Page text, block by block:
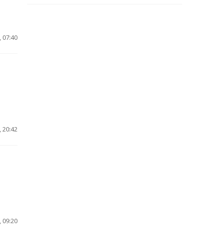
07:40
20:42
09:20